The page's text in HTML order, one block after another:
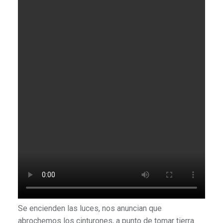
Se encienden las luces, nos anuncian que
abrochemos los cinturones, a punto de tomar tierra.